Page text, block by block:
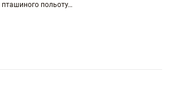
пташиного польоту…